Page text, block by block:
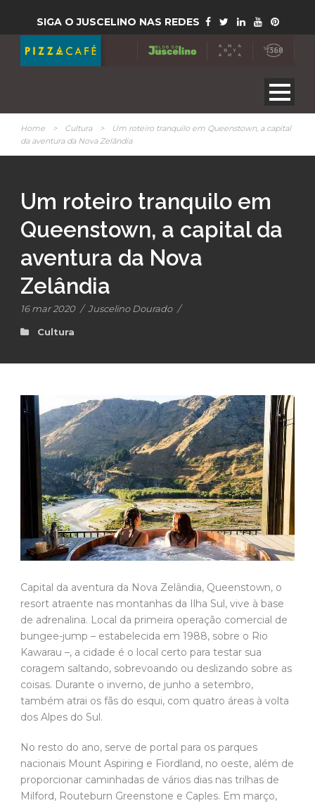
SIGA O JUSCELINO NAS REDES
Home > Cultura >
Um roteiro tranquilo em Queenstown, a capital
da aventura da Nova Zelândia
Um roteiro tranquilo em
Queenstown, a capital da
aventura da Nova
Zelândia
16 mar 2020 / Juscelino Dourado /
Cultura
Capital da aventura da Nova Zelândia, Queenstown, o
resort atraente nas montanhas da Ilha Sul, vive à base
de adrenalina. Local da primeira operação comercial de
bungee-jump – estabelecida em 1988, sobre o Rio
Kawarau –, a cidade é o local certo para testar sua
coragem saltando, sobrevoando ou deslizando sobre as
coisas. Durante o inverno, de junho a setembro,
também atrai os fãs do esqui, com quatro áreas à volta
dos Alpes do Sul.
No resto do ano, serve de portal para os parques
nacionais Mount Aspiring e Fiordland, no oeste, além de
proporcionar caminhadas de vários dias nas trilhas de
Milford, Routeburn Greenstone e Caples. Em março,